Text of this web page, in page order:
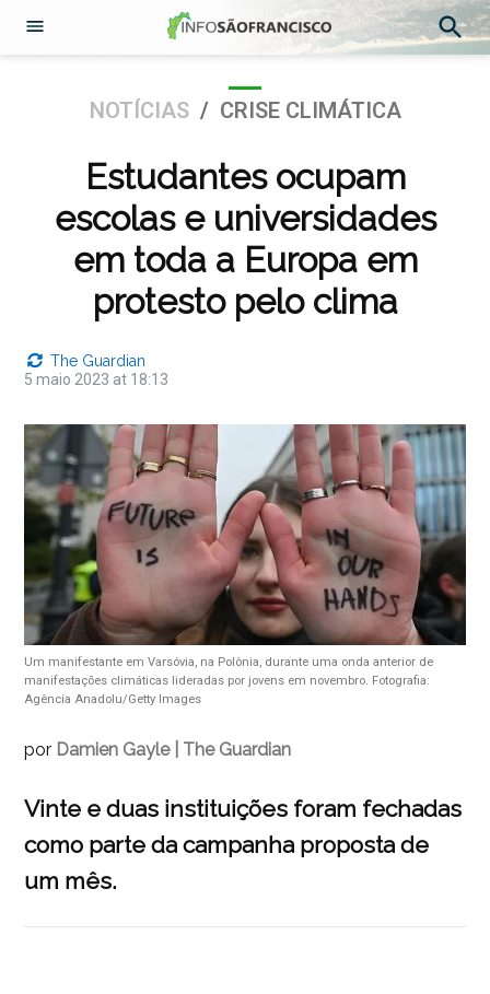
Abrir
POSTADO
NOTÍCIAS / CRISE CLIMÁTICA
Estudantes ocupam
escolas e universidades
em toda a Europa em
protesto pelo clima
The Guardian
5 maio 2023 at 18:13
Um manifestante em Varsóvia, na Polônia, durante uma onda anterior de
manifestações climáticas lideradas por jovens em novembro. Fotografia:
Agência Anadolu/Getty Images
por Damien Gayle | The Guardian
Vinte e duas instituições foram fechadas
como parte da campanha proposta de
um mês.